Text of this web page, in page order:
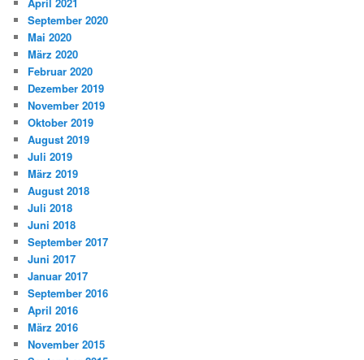
September 2020
Mai 2020
März 2020
Februar 2020
Dezember 2019
November 2019
Oktober 2019
August 2019
Juli 2019
März 2019
August 2018
Juli 2018
Juni 2018
September 2017
Juni 2017
Januar 2017
September 2016
April 2016
März 2016
November 2015